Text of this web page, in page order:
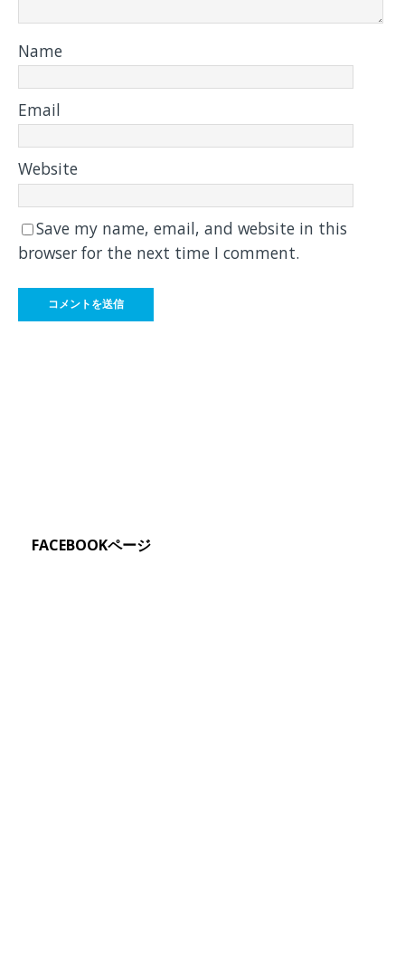
Name
Email
Website
Save my name, email, and website in this
browser for the next time I comment.
FACEBOOKページ